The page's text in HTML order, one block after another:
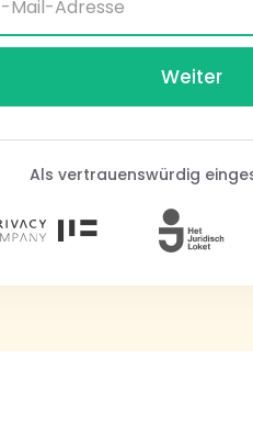
Als vertrauenswürdig